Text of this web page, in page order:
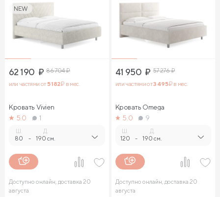
NEW
62 190 ₽ 86 704₽
или частями от5 182₽ в мес.
Кровать Vivien
5.0
1
80 -
Д.
190 см.
Доступно онлайн, доставка 20
августа
41 950 ₽ 57 276₽
или частями от3 495₽ в мес.
Кровать Omega
5.0
9
120 -
Д.
190 см.
Доступно онлайн, доставка 20
августа